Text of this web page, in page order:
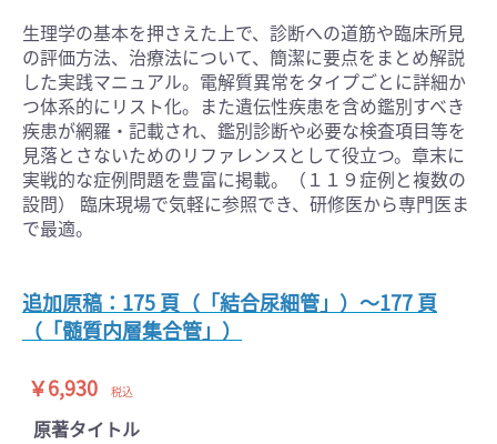
生理学の基本を押さえた上で、診断への道筋や臨床所見
の評価方法、治療法について、簡潔に要点をまとめ解説
した実践マニュアル。電解質異常をタイプごとに詳細か
つ体系的にリスト化。また遺伝性疾患を含め鑑別すべき
疾患が網羅・記載され、鑑別診断や必要な検査項目等を
見落とさないためのリファレンスとして役立つ。章末に
実戦的な症例問題を豊富に掲載。（１１９症例と複数の
設問） 臨床現場で気軽に参照でき、研修医から専門医ま
で最適。
追加原稿：175 頁（「結合尿細管」）〜177 頁
（「髄質内層集合管」）
￥6,930
税込
原著タイトル